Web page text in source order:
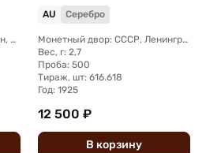
Монетный двор: Лихтенштейн, Бальцерс
AU Серебро
Монетный двор: СССР, Ленинград
Вес, г: 2,7
Проба: 500
Тираж, шт: 616.618
Год: 1925
12 500 ₽
В корзину